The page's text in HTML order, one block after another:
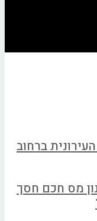
ברחוב
מס חכם חסך